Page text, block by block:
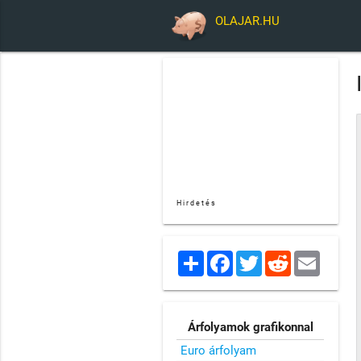
OLAJAR.HU
Hirdetés
Share Facebook
TwitterReddit
Árfolyamok grafikonnal
Euro árfolyam